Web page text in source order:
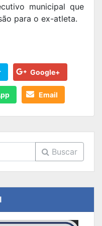
municipal que
para o ex-atleta.
Google+
Email
Buscar